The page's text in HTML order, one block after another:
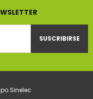
SUSCRIBIRSE
Sinelec